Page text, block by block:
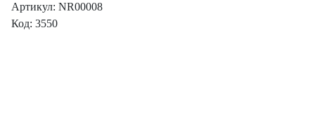
Артикул: NR00008
Код: 3550